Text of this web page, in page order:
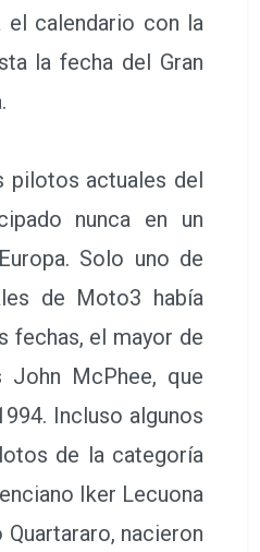
el calendario con la
la fecha del Gran
actuales del
nunca en un
Solo uno de
de Moto3 había
fechas, el mayor de
McPhee, que
Incluso algunos
de la categoría
Iker Lecuona
nacieron